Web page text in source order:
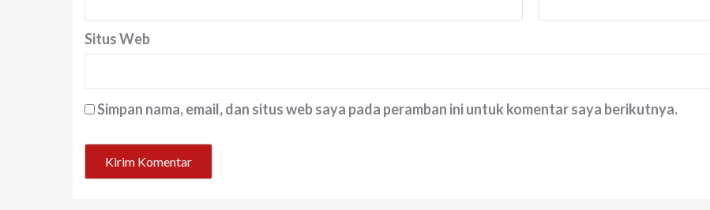
Situs Web
Simpan nama, email, dan situs web saya pada peramban ini untuk komentar saya berikutnya.